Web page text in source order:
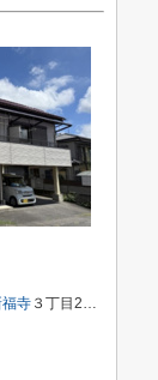
寺 ３丁目23-3